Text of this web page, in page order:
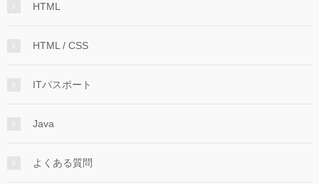
HTML
HTML / CSS
ITパスポート
Java
よくある質問